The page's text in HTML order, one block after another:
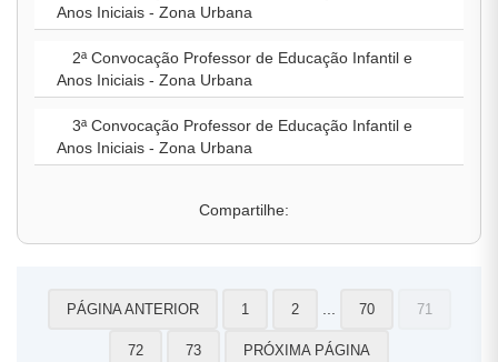
Anos Iniciais - Zona Urbana
2ª Convocação Professor de Educação Infantil e
Anos Iniciais - Zona Urbana
3ª Convocação Professor de Educação Infantil e
Anos Iniciais - Zona Urbana
Compartilhe:
PÁGINA ANTERIOR 1 2 70 71
72 73 PRÓXIMA PÁGINA